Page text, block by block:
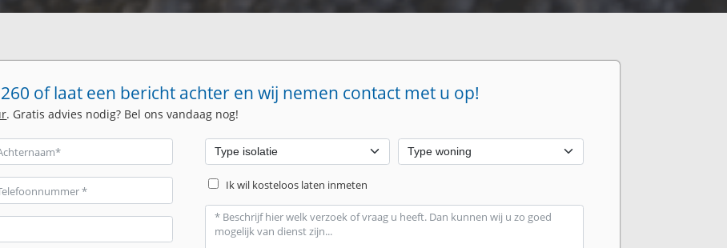
of laat een bericht achter en wij nemen contact met u op!
. Gratis advies nodig? Bel ons vandaag nog!
Ik wil kosteloos laten inmeten